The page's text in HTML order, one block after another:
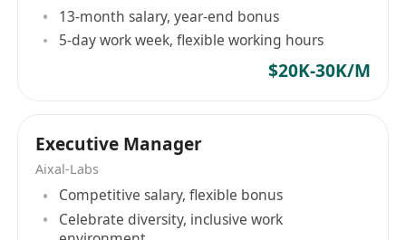
13-month salary, year-end bonus
5-day work week, flexible working hours
$20K-30K/M
Executive Manager
Aixal-Labs
Competitive salary, flexible bonus
Celebrate diversity, inclusive work